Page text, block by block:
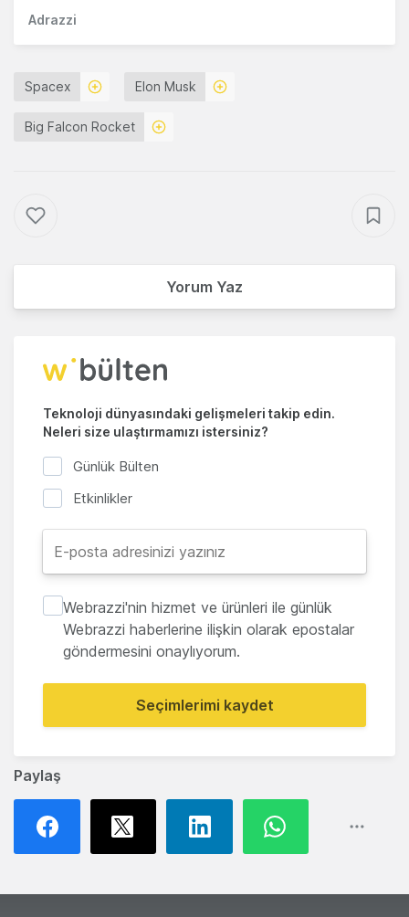
Paylaş
Adrazzi
Spacex Elon Musk
Big Falcon Rocket
Yorum Yaz
Teknoloji dünyasındaki gelişmeleri takip edin.
Neleri size ulaştırmamızı istersiniz?
Günlük Bülten
Etkinlikler
Webrazzi'nin hizmet ve ürünleri ile günlük
Webrazzi haberlerine ilişkin olarak epostalar
göndermesini onaylıyorum.
Seçimlerimi kaydet